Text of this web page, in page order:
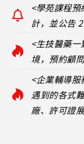
<學苑課程
計，並公告
<生技醫藥
境，預約顧
<企業輔導
遇到的各式
廠、許可證